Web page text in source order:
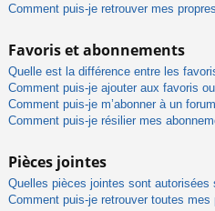
Comment puis-je retrouver mes
Favoris et abonnements
Quelle est la différence entre les
Comment puis-je ajouter aux favoris
Comment puis-je m’abonner à un
Comment puis-je résilier mes
Pièces jointes
Quelles pièces jointes sont autorisées
Comment puis-je retrouver toutes